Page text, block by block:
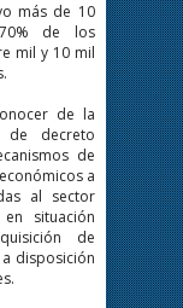
más de 10
de los
mil y 10 mil
de la
decreto
de
a
al sector
situación
de
disposición